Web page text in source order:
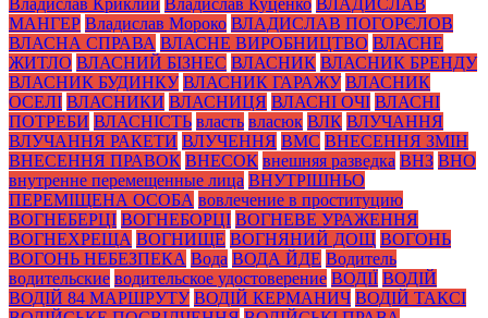
МАНГЕР Владислав Мороко ВЛАДИСЛАВ ПОГОРЄЛОВ
ВЛАСНА СПРАВА ВЛАСНЕ ВИРОБНИЦТВО ВЛАСНЕ
ЖИТЛО ВЛАСНИЙ БІЗНЕС ВЛАСНИК ВЛАСНИК БРЕНДУ
ВЛАСНИК БУДИНКУ ВЛАСНИК ГАРАЖУ ВЛАСНИК
ОСЕЛІ ВЛАСНИКИ ВЛАСНИЦЯ ВЛАСНІ ОЧІ ВЛАСНІ
ПОТРЕБИ ВЛАСНІСТЬ власть власюк ВЛК ВЛУЧАННЯ
ВЛУЧАННЯ РАКЕТИ ВЛУЧЕННЯ ВМС ВНЕСЕННЯ ЗМІН
ВНЕСЕННЯ ПРАВОК ВНЕСОК внешняя разведка ВНЗ ВНО
внутренне перемещенные лица ВНУТРІШНЬО
ПЕРЕМІЩЕНА ОСОБА вовлечение в проституцию
ВОГНЕБЕРЦІ ВОГНЕБОРЦІ ВОГНЕВЕ УРАЖЕННЯ
ВОГНЕХРЕЩА ВОГНИЩЕ ВОГНЯНИЙ ДОЩ ВОГОНЬ
ВОГОНЬ НЕБЕЗПЕКА Вода ВОДА ЙДЕ Водитель
водительские водительское удостоверение ВОДІЇ ВОДІЙ
ВОДІЙ 84 МАРШРУТУ ВОДІЙ КЕРМАНИЧ ВОДІЙ ТАКСІ